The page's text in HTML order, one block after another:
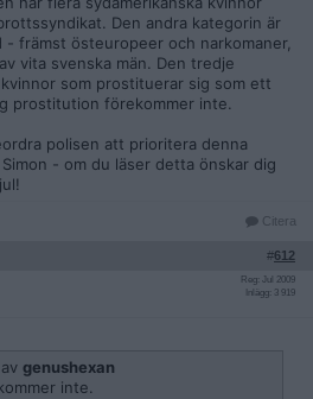
Den andra kategorin är
främst östeuropeer och narkomaner,
vita svenska män. Den tredje
som prostituerar sig som ett
prostitution förekommer inte.
polisen att prioritera denna
- om du läser detta önskar dig
Citera
#612
Reg: Jul 2009
Inlägg: 3 919
genushexan
inte.